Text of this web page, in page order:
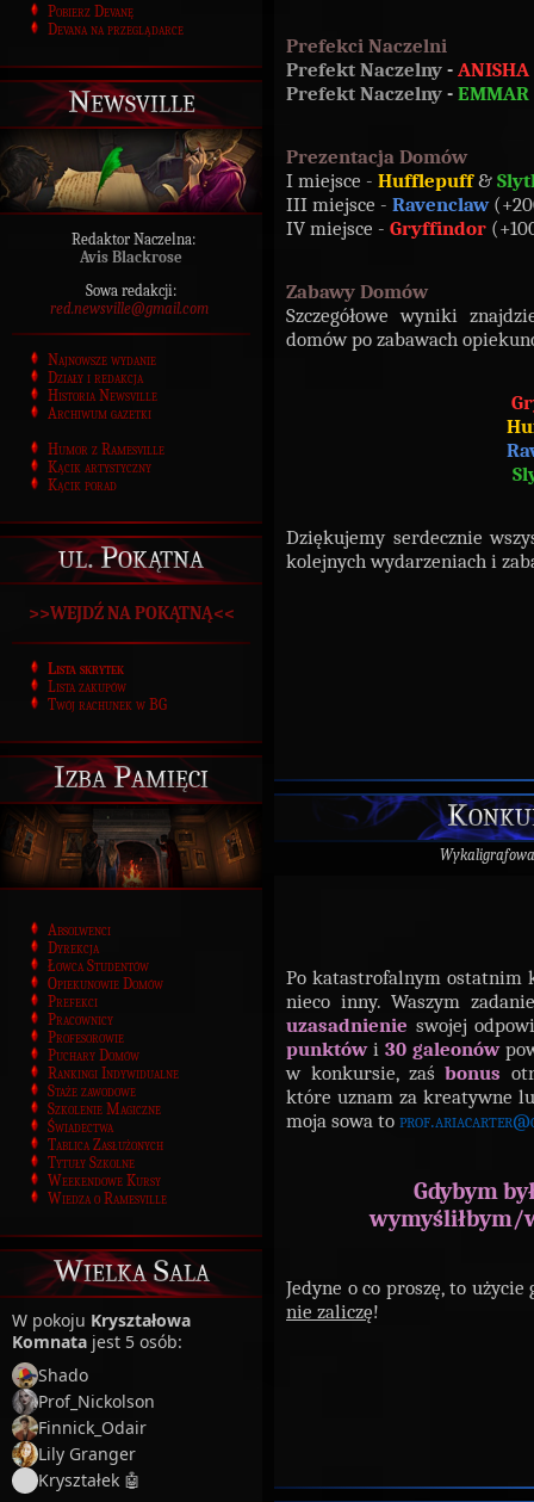
Pobierz Devanę
Devana na przeglądarce
Newsville
Redaktor Naczelna:
Avis Blackrose
Sowa redakcji:
red.newsville@gmail.com
Najnowsze wydanie
Działy i redakcja
Historia Newsville
Archiwum gazetki
Humor z Ramesville
Kącik artystyczny
Kącik porad
ul. Pokątna
>>WEJDŹ NA POKĄTNĄ<<
Lista skrytek
Lista zakupów
Twój rachunek w BG
Izba Pamięci
Absolwenci
Dyrekcja
Łowca Studentów
Opiekunowie Domów
Prefekci
Pracownicy
Profesorowie
Puchary Domów
Rankingi Indywidualne
Staże zawodowe
Szkolenie Magiczne
Świadectwa
Tablica Zasłużonych
Tytuły Szkolne
Weekendowe Kursy
Wiedza o Ramesville
Wielka Sala
W pokoju Kryształowa
Komnata jest 5 osób:
Shado
Prof_Nickolson
Finnick_Odair
Lily Granger
Kryształek 🤖
Prefekci Naczelni
Prefekt Naczelny -
Prefekt Naczelny - EMMAR
Prezentacja Domów
I miejsce - Hufflepuff&
III miejsce - Ravenclaw
IV miejsce - Gryffindor
Zabawy Domów
Szczegółowe wyniki
domów po zabawach
Dziękujemy serdecznie
kolejnych wydarzeniach i
Po katastrofalnym ostatnim
nieco inny. Waszym
uzasadnienie swojej
punktówi 30 galeonów
w konkursie, zaśbonus
które uznam za kreatywne
moja sowa to
Gdybym
wymyśliłbym/
Jedyne o co proszę, to
nie zaliczę!